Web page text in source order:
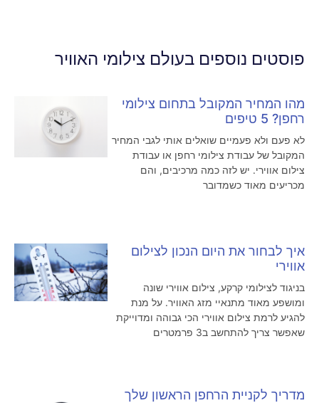
פוסטים נוספים בעולם צילומי האוויר
מהו המחיר המקובל בתחום צילומי
רחפן? 5 טיפים
לא פעם ולא פעמיים שואלים אותי לגבי המחיר
המקובל של עבודת צילומי רחפן או עבודת
צילום אווירי. יש לזה כמה מרכיבים, והם
מכריעים מאוד כשמדובר
איך לבחור את היום הנכון לצילום
אווירי
בניגוד לצילומי קרקע, צילום אווירי שונה
ומושפע מאוד מתנאיי מזג האוויר. על מנת
להגיע לרמת צילום אווירי הכי גבוהה ומדוייקת
שאפשר צריך להתחשב ב3 פרמטרים
מדריך לקניית הרחפן הראשון שלך